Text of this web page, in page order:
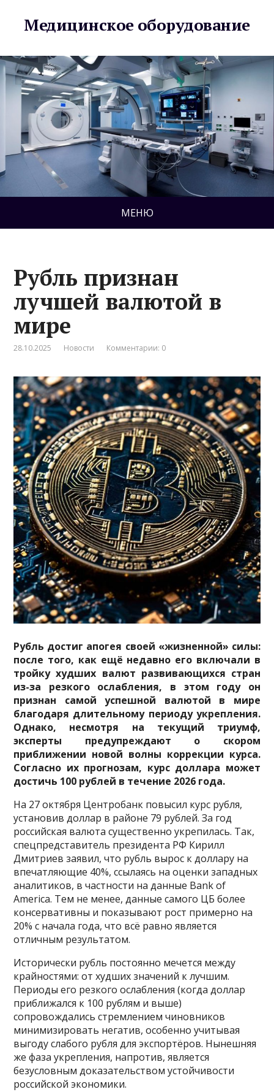
Медицинское оборудование
МЕНЮ
Рубль признан
лучшей валютой в
мире
28.10.2025 Новости Комментарии: 0
Рубль достиг апогея своей «жизненной» силы:
после того, как ещё недавно его включали в
тройку худших валют развивающихся стран
из-за резкого ослабления, в этом году он
признан самой успешной валютой в мире
благодаря длительному периоду укрепления.
Однако, несмотря на текущий триумф,
эксперты предупреждают о скором
приближении новой волны коррекции курса.
Согласно их прогнозам, курс доллара может
достичь 100 рублей в течение 2026 года.
На 27 октября Центробанк повысил курс рубля,
установив доллар в районе 79 рублей. За год
российская валюта существенно укрепилась. Так,
спецпредставитель президента РФ Кирилл
Дмитриев заявил, что рубль вырос к доллару на
впечатляющие 40%, ссылаясь на оценки западных
аналитиков, в частности на данные Bank of
America. Тем не менее, данные самого ЦБ более
консервативны и показывают рост примерно на
20% с начала года, что всё равно является
отличным результатом.
Исторически рубль постоянно мечется между
крайностями: от худших значений к лучшим.
Периоды его резкого ослабления (когда доллар
приближался к 100 рублям и выше)
сопровождались стремлением чиновников
минимизировать негатив, особенно учитывая
выгоду слабого рубля для экспортёров. Нынешняя
же фаза укрепления, напротив, является
безусловным доказательством устойчивости
российской экономики.